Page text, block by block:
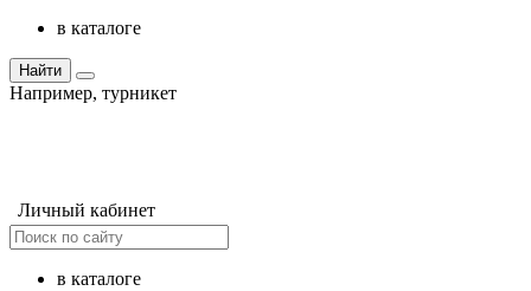
в каталоге
Найти
Например, турникет
Личный кабинет
в каталоге